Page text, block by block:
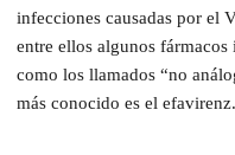
infecciones causadas por el
entre ellos algunos
como los llamados “no
más conocido es el efavirenz.